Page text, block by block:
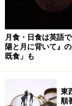
月食・日食は英語
陽と月に背いて』
既食」も
東
順